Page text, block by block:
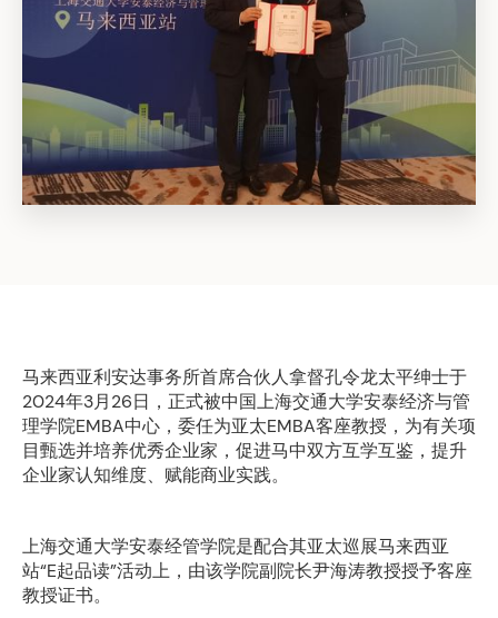
马来西亚利安达事务所首席合伙人拿督孔令龙太平绅士于
2024年3月26日，正式被中国上海交通大学安泰经济与管
理学院EMBA中心，委任为亚太EMBA客座教授，为有关项
目甄选并培养优秀企业家，促进马中双方互学互鉴，提升
企业家认知维度、赋能商业实践。
上海交通大学安泰经管学院是配合其亚太巡展马来西亚
站“E起品读”活动上，由该学院副院长尹海涛教授授予客座
教授证书。